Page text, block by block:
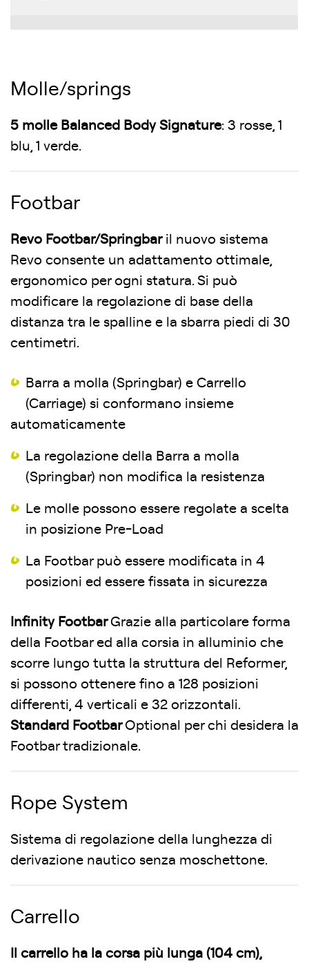
Molle/springs
5 molle Balanced Body Signature: 3 rosse, 1
blu, 1 verde.
Footbar
Revo Footbar/Springbaril nuovo sistema
Revo consente un adattamento ottimale,
ergonomico per ogni statura. Si può
modificare la regolazione di base della
distanza tra le spalline e la sbarra piedi di 30
centimetri.
Barra a molla (Springbar) e Carrello
(Carriage) si conformano insieme
automaticamente
La regolazione della Barra a molla
(Springbar) non modifica la resistenza
Le molle possono essere regolate a scelta
in posizione Pre-Load
La Footbar può essere modificata in 4
posizioni ed essere fissata in sicurezza
Infinity Footbar Grazie alla particolare forma
della Footbar ed alla corsia in alluminio che
scorre lungo tutta la struttura del Reformer,
si possono ottenere fino a 128 posizioni
differenti, 4 verticali e 32 orizzontali.
Standard Footbar Optional per chi desidera la
Footbar tradizionale.
Rope System
Sistema di regolazione della lunghezza di
derivazione nautico senza moschettone.
Carrello
Il carrello ha la corsa più lunga (104 cm),